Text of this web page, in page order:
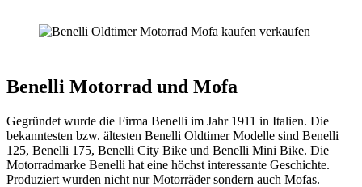
Benelli Motorrad und Mofa
Gegründet wurde die Firma Benelli im Jahr 1911 in Italien. Die
bekanntesten bzw. ältesten Benelli Oldtimer Modelle sind Benelli
125, Benelli 175, Benelli City Bike und Benelli Mini Bike. Die
Motorradmarke Benelli hat eine höchst interessante Geschichte.
Produziert wurden nicht nur Motorräder sondern auch Mofas.